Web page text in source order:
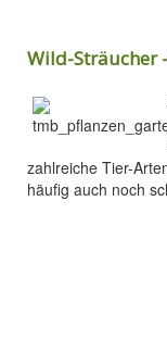
Wild-Sträucher
zahlreiche Tier-
häufig auch noch